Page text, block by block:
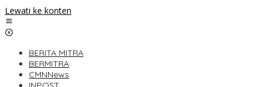
Lewati ke konten
BERITA MITRA
BERMITRA
CMNNews